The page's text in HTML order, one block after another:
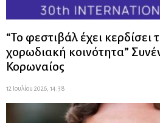
“Το φεστιβάλ έχει
χορωδιακή κοινότητα”
Κορωναίος
12 Ιουλίου 2026, 14:38